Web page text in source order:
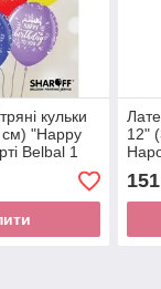
кульки
"Happy
Belbal 1
12"